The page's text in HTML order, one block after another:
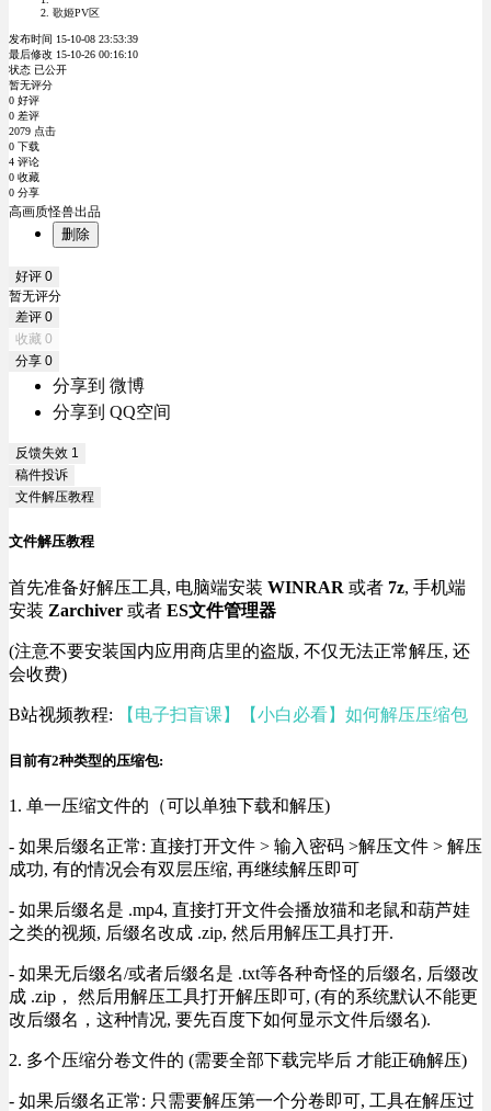
歌姬PV区
发布时间 15-10-08 23:53:39
最后修改 15-10-26 00:16:10
状态 已公开
暂无评分
0 好评
0 差评
2079 点击
0 下载
4 评论
0 收藏
0 分享
高画质怪兽出品
删除
好评 0
暂无评分
差评 0
收藏 0
分享 0
分享到 微博
分享到 QQ空间
反馈失效 1
稿件投诉
文件解压教程
文件解压教程
首先准备好解压工具, 电脑端安装 WINRAR 或者 7z, 手机端
安装 Zarchiver 或者 ES文件管理器
(注意不要安装国内应用商店里的盗版, 不仅无法正常解压, 还
会收费)
B站视频教程: 【电子扫盲课】【小白必看】如何解压压缩包
目前有2种类型的压缩包:
1. 单一压缩文件的（可以单独下载和解压)
- 如果后缀名正常: 直接打开文件 > 输入密码 >解压文件 > 解压
成功, 有的情况会有双层压缩, 再继续解压即可
- 如果后缀名是 .mp4, 直接打开文件会播放猫和老鼠和葫芦娃
之类的视频, 后缀名改成 .zip, 然后用解压工具打开.
- 如果无后缀名/或者后缀名是 .txt等各种奇怪的后缀名, 后缀改
成 .zip， 然后用解压工具打开解压即可, (有的系统默认不能更
改后缀名，这种情况, 要先百度下如何显示文件后缀名).
2. 多个压缩分卷文件的 (需要全部下载完毕后 才能正确解压)
- 如果后缀名正常: 只需要解压第一个分卷即可, 工具在解压过